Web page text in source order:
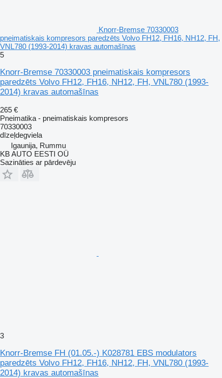
Knorr-Bremse 70330003
pneimatiskais kompresors paredzēts Volvo FH12, FH16, NH12, FH,
VNL780 (1993-2014) kravas automašīnas
5
Knorr-Bremse 70330003 pneimatiskais kompresors
paredzēts Volvo FH12, FH16, NH12, FH, VNL780 (1993-
2014) kravas automašīnas
265 €
Pneimatika - pneimatiskais kompresors
70330003
dīzeļdegviela
Igaunija, Rummu
KB AUTO EESTI OÜ
Sazināties ar pārdevēju
3
Knorr-Bremse FH (01.05.-) K028781 EBS modulators
paredzēts Volvo FH12, FH16, NH12, FH, VNL780 (1993-
2014) kravas automašīnas